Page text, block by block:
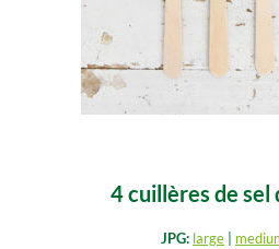
4 cuillères de sel
JPG: large